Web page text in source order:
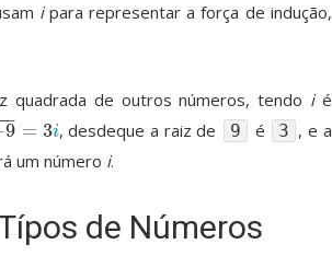
ipara representar a força de indução,
quadrada de outros números, tendo ié
9
− = 3i
3i , desdeque a raiz de 9 é 3 , e a
um número i.
de Números